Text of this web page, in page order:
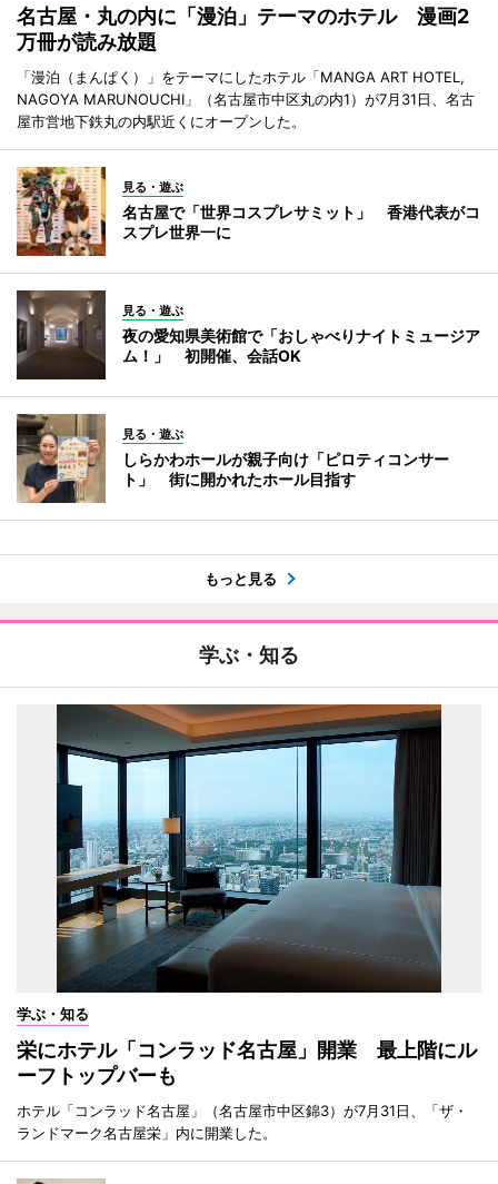
名古屋・丸の内に「漫泊」テーマのホテル 漫画2
万冊が読み放題
「漫泊（まんぱく）」をテーマにしたホテル「MANGA ART HOTEL,
NAGOYA MARUNOUCHI」（名古屋市中区丸の内1）が7月31日、名古
屋市営地下鉄丸の内駅近くにオープンした。
見る・遊ぶ
名古屋で「世界コスプレサミット」 香港代表がコ
スプレ世界一に
見る・遊ぶ
夜の愛知県美術館で「おしゃべりナイトミュージア
ム！」 初開催、会話OK
見る・遊ぶ
しらかわホールが親子向け「ピロティコンサー
ト」 街に開かれたホール目指す
もっと見る
学ぶ・知る
学ぶ・知る
栄にホテル「コンラッド名古屋」開業 最上階にル
ーフトップバーも
ホテル「コンラッド名古屋」（名古屋市中区錦3）が7月31日、「ザ・
ランドマーク名古屋栄」内に開業した。